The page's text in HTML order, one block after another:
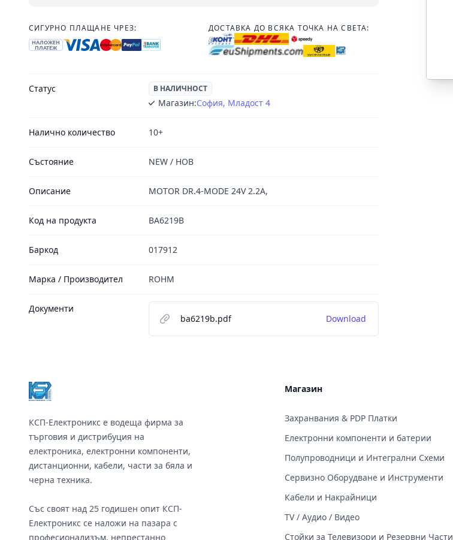
СИГУРНО ПЛАЩАНЕ ЧРЕЗ:
НАЛОЖЕН
ПЛАТЕЖ
ДОСТАВКА ДО ВСЯКА ТОЧКА НА СВЕТА:
Статус В НАЛИЧНОСТ
Магазин:София, Младост 4
Налично количество 10+
Състояние NEW / НОВ
Описание MOTOR DR.4-MODE 24V 2.2A,
Код на продукта BA6219B
Баркод 017912
Марка / Производител ROHM
Документи
ba6219b.pdf
Download
КСП-Електроникс е водеща фирма за
търговия и дистрибуция на
електроника, електронни компоненти,
дистанционни, кабели, части за бяла и
черна техника.
Със своят над 25 годишен опит КСП-
Електроникс се наложи на пазара с
професионализъм, непрестанно
Магазин
Захранвания & PDP Платки
Електронни компоненти и батерии
Полупроводници и Интегрални Схеми
Сервизно Оборудване и Инструменти
Кабели и Накрайници
TV / Аудио / Видео
Стойки за Телевизори и Резервни Части